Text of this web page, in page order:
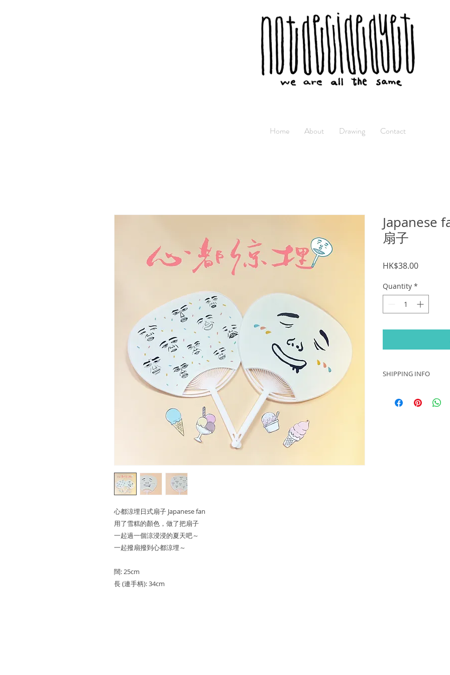
Home About Drawing Contact
心都涼埋日式扇子 Japanese fan
用了雪糕的顏色，做了把扇子
一起過一個涼浸浸的夏天吧～
一起撥扇撥到心都涼埋～
闊: 25cm
長 (連手柄): 34cm
Japanese
扇子
HK$38.00Price
Quantity *
SHIPPING INFO
－ 買家需承擔平郵郵